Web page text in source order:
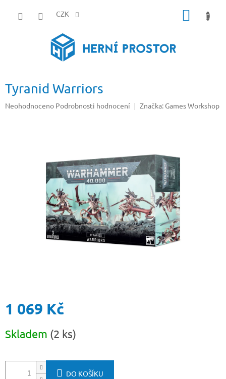
CZK
Tyranid Warriors
Průměrné
Neohodnoceno Podrobnosti hodnocení Značka: Games Workshop
1 069 Kč
cena:
Skladem (2 ks)
DO KOŠÍKU